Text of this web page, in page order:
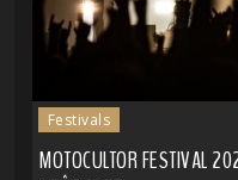
Festivals
MOTOCULTOR FESTIVAL